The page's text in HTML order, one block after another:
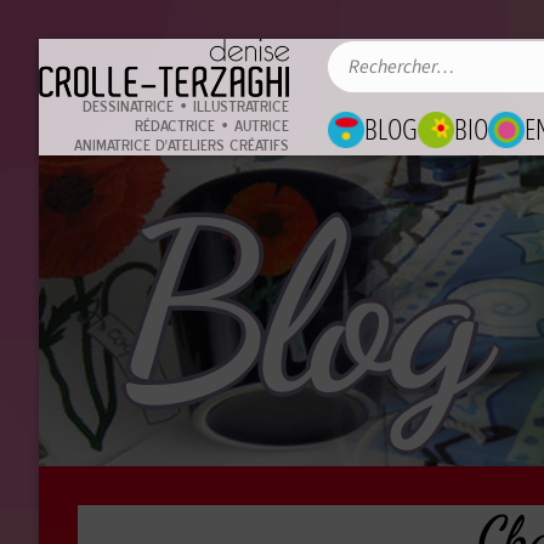
DESSINATRICE • ILLUSTRATRICE
RÉDACTRICE • AUTRICE
ANIMATRICE D'ATELIERS CRÉATIFS
BLOG BIO
Blog